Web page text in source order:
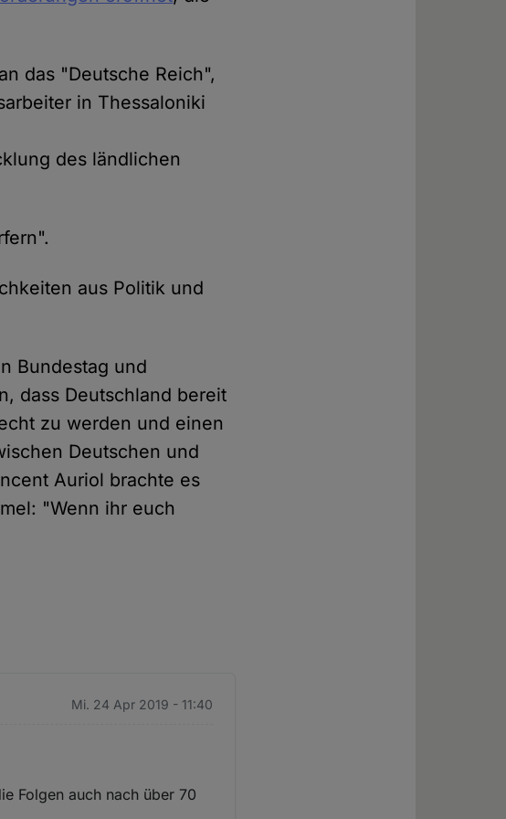
das "Deutsche Reich",
in Thessaloniki
des ländlichen
aus Politik und
Bundestag und
dass Deutschland bereit
zu werden und einen
Deutschen und
Auriol brachte es
"Wenn ihr euch
Mi. 24 Apr 2019 - 11:40
Folgen auch nach über 70